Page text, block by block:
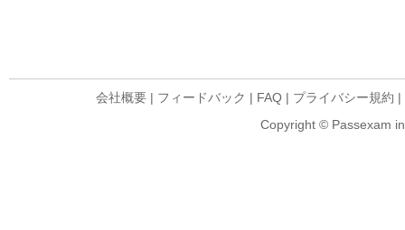
会社概要 | フィードバック | FAQ | プライバシー規約 |
Copyright © Passexam